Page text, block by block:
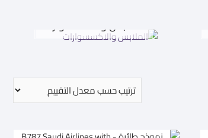
الملابس والاكسسوارات